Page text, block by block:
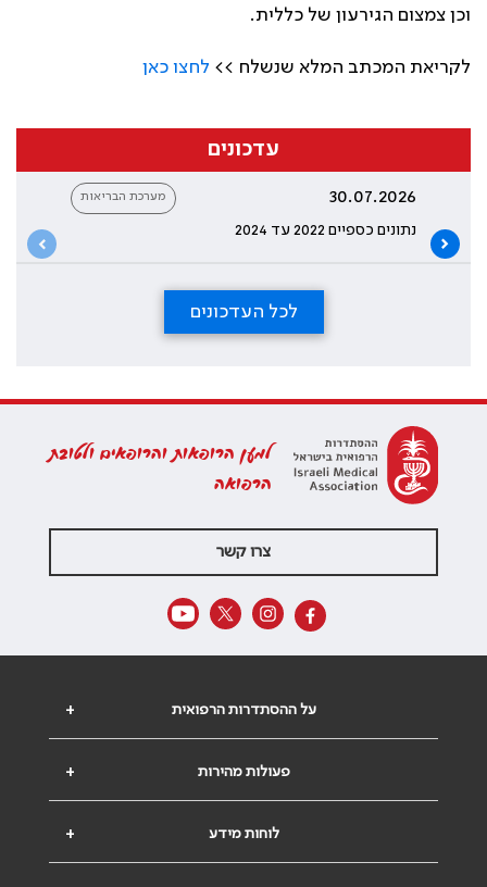
וכן צמצום הגירעון של כללית.
לקריאת המכתב המלא שנשלח >> לחצו כאן
עדכונים
30.07.2026
נתונים כספיים 2022 עד 2024
מערכת הבריאות
לכל העדכונים
למען הרופאות והרופאים ולטובת
הרפואה
צרו קשר
+ על ההסתדרות הרפואית
+ פעולות מהירות
+ לוחות מידע